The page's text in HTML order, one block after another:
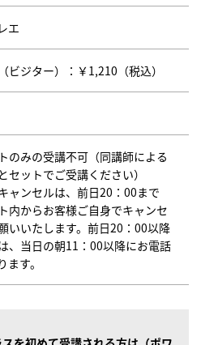
エ
ビジター）：￥1,210（税込）
のみの受講不可（同講師による
セットでご受講ください）
ャンセルは、前日20：00まで
内からお客様ご自身でキャンセ
いいたします。前日20：00以降
、当日の朝11：00以降にお電話
す。